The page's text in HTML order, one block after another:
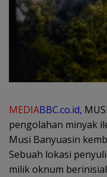
MEDIABBC.co.id,
pengolahan minyak
Musi Banyuasin
Sebuah lokasi
milik oknum